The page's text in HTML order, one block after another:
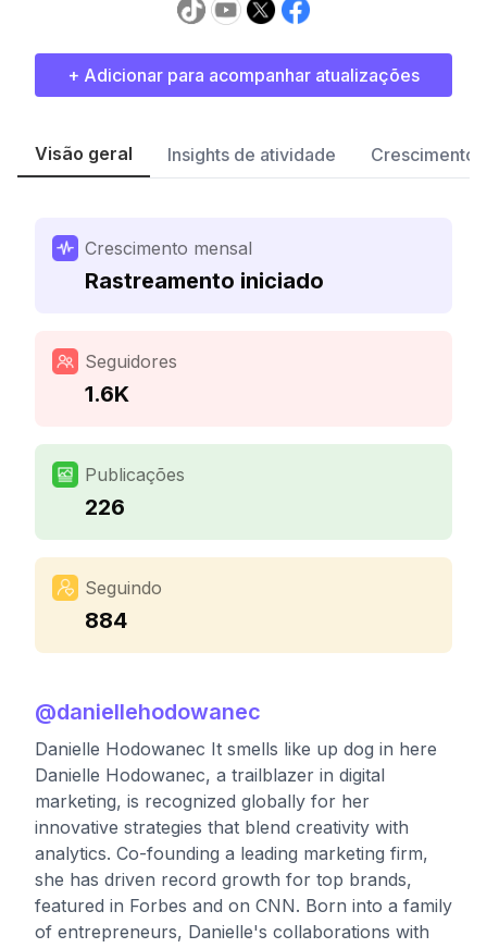
+ Adicionar para acompanhar atualizações
Visão geral Insights de atividade Crescimento
Crescimento mensal
Rastreamento iniciado
Seguidores
1.6K
Publicações
226
Seguindo
884
@daniellehodowanec
Danielle Hodowanec It smells like up dog in here
Danielle Hodowanec, a trailblazer in digital
marketing, is recognized globally for her
innovative strategies that blend creativity with
analytics. Co-founding a leading marketing firm,
she has driven record growth for top brands,
featured in Forbes and on CNN. Born into a family
of entrepreneurs, Danielle's collaborations with